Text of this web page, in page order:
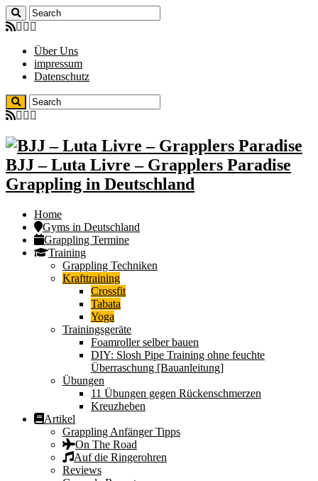
Über Uns
impressum
Datenschutz
BJJ – Luta Livre – Grapplers Paradise
Grappling in Deutschland
Home
Gyms in Deutschland
Grappling Termine
Training
Grappling Techniken
Krafttraining
Crossfit
Tabata
Yoga
Trainingsgeräte
Foamroller selber bauen
DIY: Slosh Pipe Training ohne feuchte
Überraschung [Bauanleitung]
Übungen
11 Übungen gegen Rückenschmerzen
Kreuzheben
Artikel
Grappling Anfänger Tipps
On The Road
Auf die Ringerohren
Reviews